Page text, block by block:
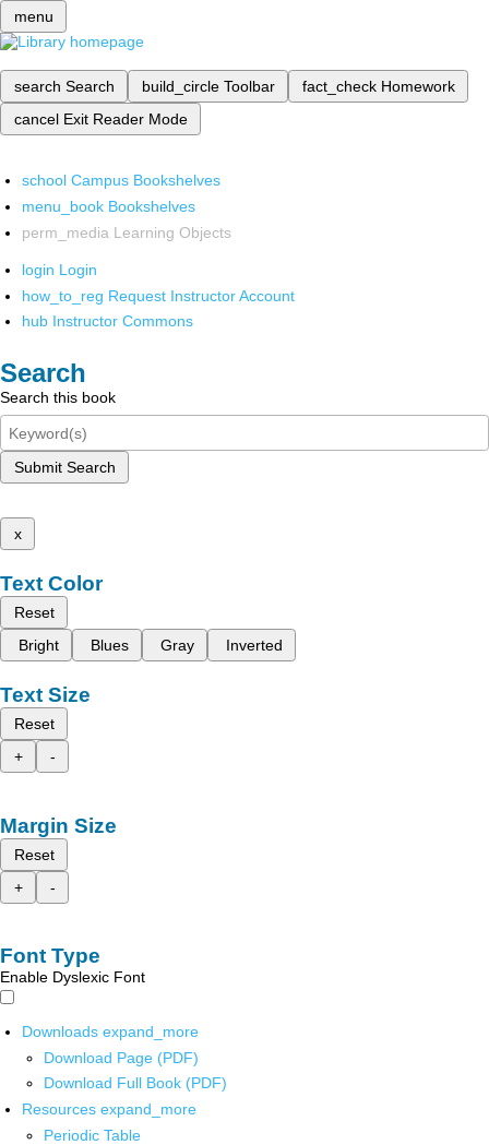
menu
search Search build_circle Toolbar fact_check Homework
cancel Exit Reader Mode
school Campus Bookshelves
menu_book Bookshelves
perm_media Learning Objects
login Login
how_to_reg Request Instructor Account
hub Instructor Commons
Search
Search this book
Submit Search
x
Text Color
Reset
Bright
Blues Gray Inverted
Text Size
Reset
+
-
Margin Size
Reset
+
-
Font Type
Enable Dyslexic Font
Downloads expand_more
Download Page (PDF)
Download Full Book (PDF)
Resources expand_more
Periodic Table